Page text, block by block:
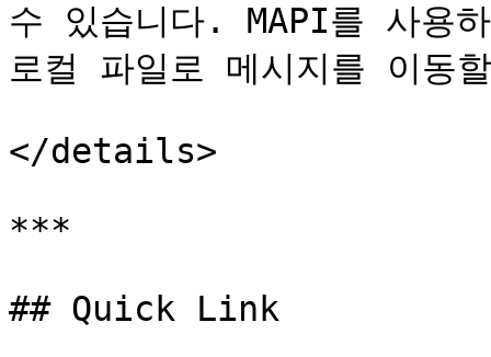
수 있습니다. MAPI를 사용
로컬 파일로 메시지를 이동
</details>
***
## Quick Link